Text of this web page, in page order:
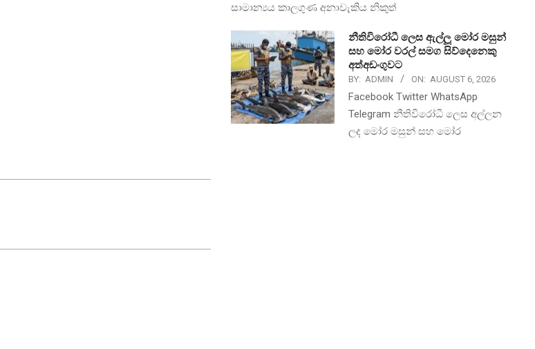
සාමාන්‍යය කාලගුණ අනාවැකිය නිකුත්
නීතිවිරෝධී ලෙස ඇල්ලූ මෝර මසුන්
සහ මෝර වරල් සමග සිව්දෙනෙකු
අත්අඩංගුවට
BY: ADMIN ON: AUGUST 6, 2026
Facebook Twitter WhatsApp
Telegram නීතිවිරෝධී ලෙස අල්ලන
ලද මෝර මසුන් සහ මෝර